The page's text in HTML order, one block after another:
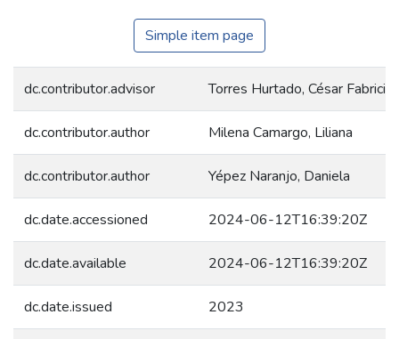
Simple item page
dc.contributor.advisor Torres Hurtado, César Fabricio
dc.contributor.author Milena Camargo, Liliana
dc.contributor.author Yépez Naranjo, Daniela
dc.date.accessioned 2024-06-12T16:39:20Z
dc.date.available 2024-06-12T16:39:20Z
dc.date.issued 2023